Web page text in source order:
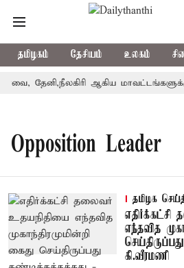
தமிழகம் தேசியம் உலகம்
தேனி,நீலகிரி ஆகிய
Opposition Leader
தமிழக
எந்தவித
கி.வீரமணி